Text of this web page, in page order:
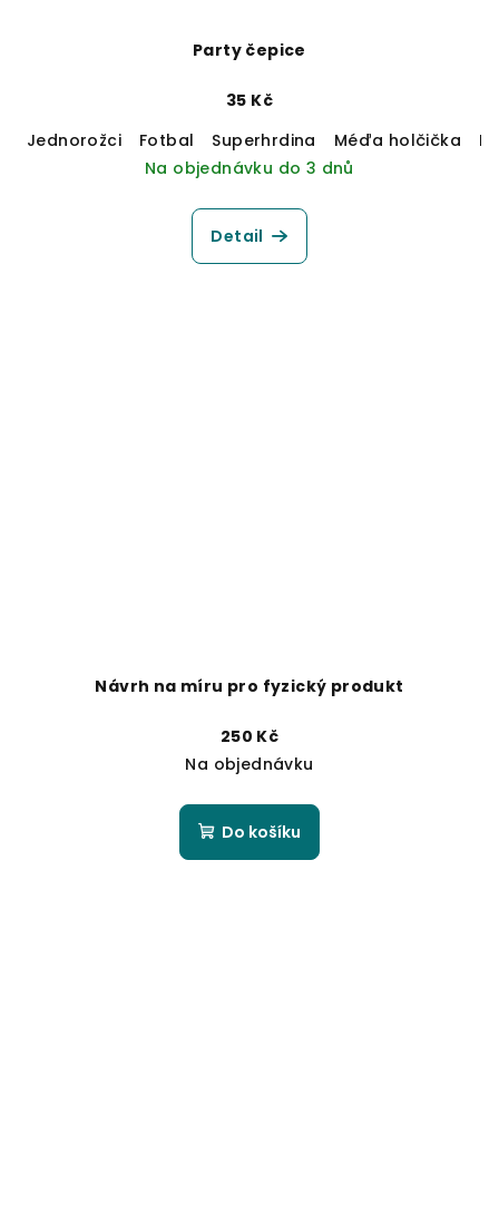
Party čepice
35 Kč
Jednorožci
Fotbal Superhrdina Méďa holčička
Na objednávku do 3 dnů
Detail
Návrh na míru pro fyzický produkt
250 Kč
Na objednávku
Do košíku